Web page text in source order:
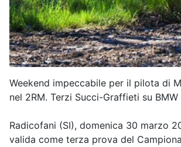
Weekend impeccabile per il pilota di
nel 2RM. Terzi Succi-Graffieti su BMW
Radicofani (SI), domenica 30 marzo
valida come terza prova del